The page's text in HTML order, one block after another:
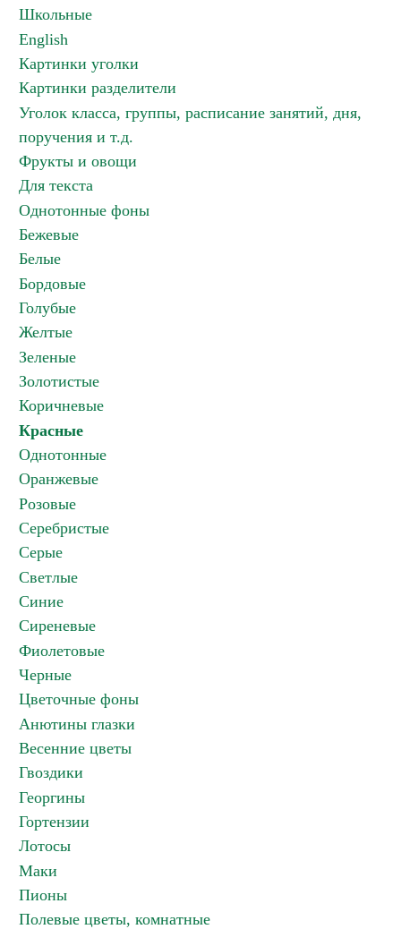
Школьные
English
Картинки уголки
Картинки разделители
Уголок класса, группы, расписание занятий, дня,
поручения и т.д.
Фрукты и овощи
Для текста
Однотонные фоны
Бежевые
Белые
Бордовые
Голубые
Желтые
Зеленые
Золотистые
Коричневые
Красные
Однотонные
Оранжевые
Розовые
Серебристые
Серые
Светлые
Синие
Сиреневые
Фиолетовые
Черные
Цветочные фоны
Анютины глазки
Весенние цветы
Гвоздики
Георгины
Гортензии
Лотосы
Маки
Пионы
Полевые цветы, комнатные